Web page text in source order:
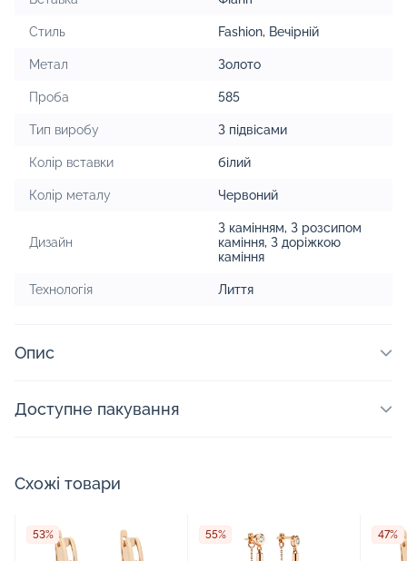
Стиль Fashion, Вечірній
Метал Золото
Проба 585
Тип виробу З підвісами
Колір вставки білий
Колір металу Червоний
Дизайн
З камінням, З розсипом
каміння, З доріжкою
каміння
Технологія Лиття
Опис
Доступне пакування
Схожі товари
53% 55% 47%